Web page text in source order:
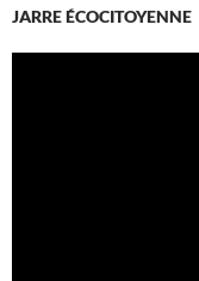
JARRE ÉCOCITOYENNE